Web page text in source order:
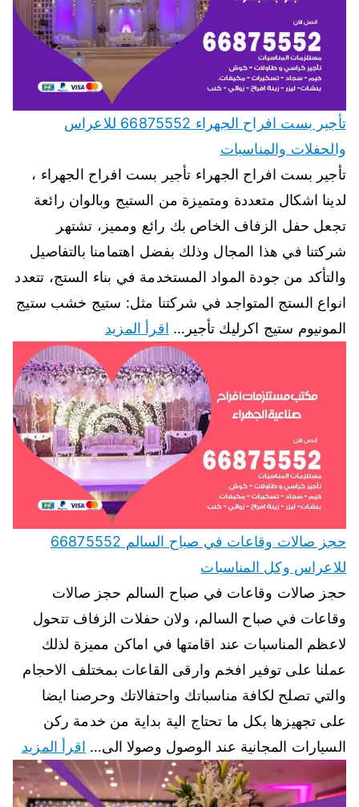
تأجير بست افراح الجهراء 66875552 للاعراس
والحفلات والمناسبات
تأجير بست افراح الجهراء تأجير بست افراح الجهراء ،
لدينا اشكال متعددة ومتميزة من الستيج وبالوان رائعة
تجعل حفل الزفاف الخاص بك رائع ومميز، تشتهر
شركتنا في هذا المجال وذلك بفضل اهتمامنا بالتفاصيل
والتأكد من جودة المواد المستخدمة في بناء الستج، تتعدد
انواع الستج المتواجد في شركتنا مثل: ستيج خشب ستيج
المونيوم ستيج اكرليك تأجير… اقرأ المزيد
حجز صالات وقاعات في صباح السالم 66875552
للاعراس وكل المناسبات
حجز صالات وقاعات في صباح السالم حجز صالات
وقاعات في صباح السالم، ولان حفلات الزفاف تتحول
لاعظم المناسبات عند اقامتها في اماكن مميزة لذلك
عملنا على توفير افخم وارقى القاعات بمختلف الاحجام
والتي تصلح لكافة مناسباتك واحتفالاتك وحرصنا ايضا
على تجهيزها بكل ما تحتاج الية بداية من خدمة ركن
السيارات المجانية عند الوصول وصولا الى… اقرأ المزيد